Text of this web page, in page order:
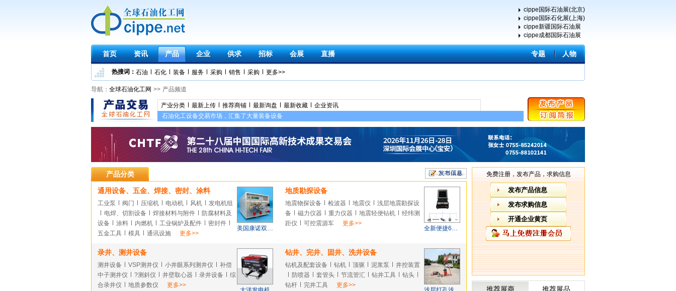
cippe国际石油展(北京)
cippe国际石化展(上海)
cippe新疆国际石油展
cippe成都国际石油展
首页 资讯 产品 企业 供求 招标 会展 直播 专题 人物
热搜词： 石油 石化 装备 服务 采购 销售 采购 更多>>
导航： 全球石油化工网 产品频道
产业分类 最新上传 推荐商铺 最新询盘 最新收藏
企业资讯
石油化工设备交易市场，汇集了大量装备设备
产品分类
通用设备、五金、焊接、密封、涂料
工业泵 阀门 压缩机 电动机 风机
发电机组
电焊、切割设备
焊接材料与附件
防腐材料及
设备
涂料 内燃机 工业锅炉及配件
密封件
五金工具
模具 通讯设施 更多>>
美国康诺双泵头柱塞泵
地质勘探设备
地震物探设备 检波器 地震仪
浅层地震勘探设
备
磁力仪器 重力仪器 地震轻便钻机
经纬测
距仪
可控震源车 更多>>
全新便捷666AI 全功能电法工作站
录井、测井设备
测井设备 VSP测井仪 小井眼系列测井仪
补偿
中子测井仪
?测斜仪 井壁取心器 录井设备
综
合录井仪
地质参数仪 更多>>
钻井、完井、固井、洗井设备
钻机及配套设备 钻机 顶驱 泥浆泵
井控装置
防喷器
套管头 节流管汇 钻井工具
钻头
钻杆
完井工具 更多>>
免费注册，发布产品，求购信息
发布产品信息
发布求购信息
开通企业黄页
推荐展商 推荐展品